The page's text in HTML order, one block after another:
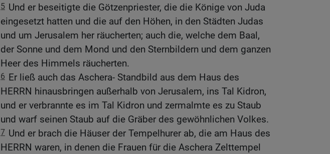
5 Und er beseitigte die Götzenpriester, die die Könige von Juda
eingesetzt hatten und die auf den Höhen, in den Städten Judas
und um Jerusalem her räucherten; auch die, welche dem Baal,
der Sonne und dem Mond und den Sternbildern und dem ganzen
Heer des Himmels räucherten.
6 Er ließ auch das Aschera- Standbild aus dem Haus des
HERRN hinausbringen außerhalb von Jerusalem, ins Tal Kidron,
und er verbrannte es im Tal Kidron und zermalmte es zu Staub
und warf seinen Staub auf die Gräber des gewöhnlichen Volkes.
7 Und er brach die Häuser der Tempelhurer ab, die am Haus des
HERRN waren, in denen die Frauen für die Aschera Zelttempel